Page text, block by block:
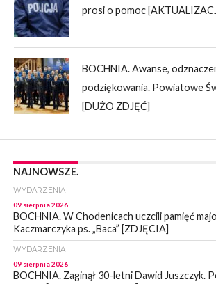
prosi o pomoc
BOCHNIA. Awanse,
podziękowania. Powiatowe
[DUŻO ZDJĘĆ]
NAJNOWSZE.
WYDARZENIA
09 sierpnia 2026
BOCHNIA. W Chodenicach uczcili pamięć
Kaczmarczyka ps. „Baca” [ZDJĘCIA]
WYDARZENIA
09 sierpnia 2026
BOCHNIA. Zaginął 30-letni Dawid Juszczyk.